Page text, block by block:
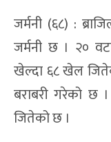
जर्मनी (६८) :
जर्मनी छ । २०
खेल्दा ६८ खेल
बराबरी गरेको छ
जितेको छ ।